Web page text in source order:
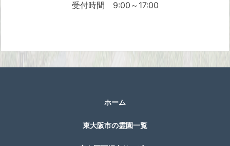
受付時間 9:00～17:00
ホーム
東大阪市の霊園一覧